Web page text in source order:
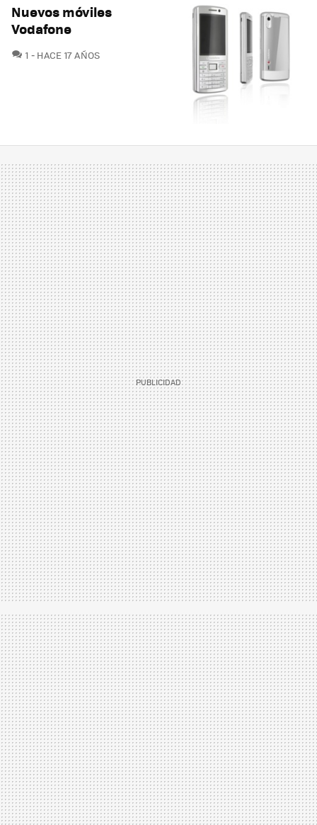
Nuevos móviles
Vodafone
1 COMENTARIOS
HACE 17 AÑOS